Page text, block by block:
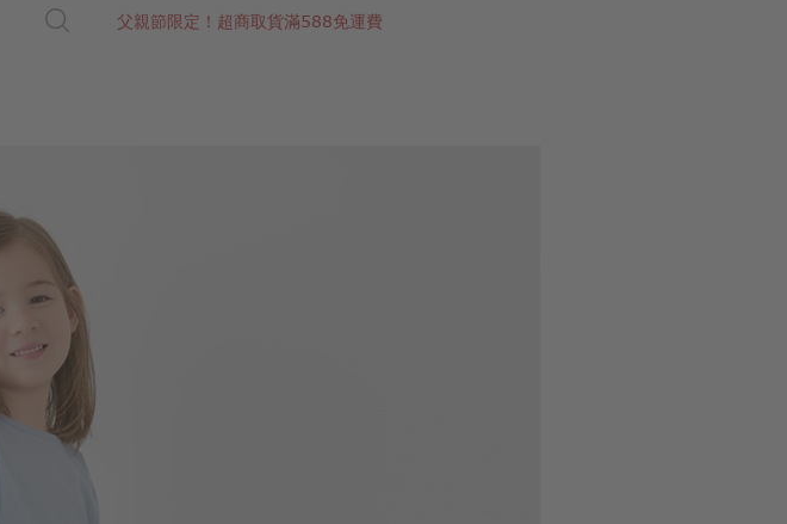
父親節限定！超商取貨滿588免運費